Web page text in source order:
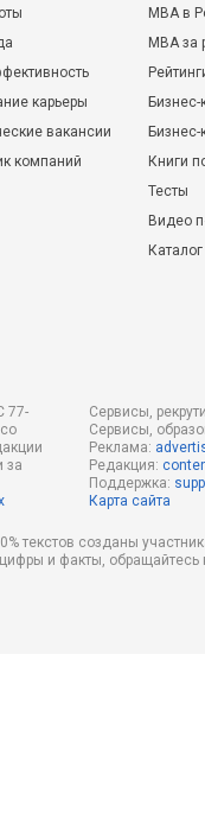
карьеры
вакансии
компаний
MBA в
MBA
Бизнес-
Книги
Тесты
Видео
77-
за
Сервисы,
Сервисы,
Реклама:
Редакция:
Поддержка:
Карта сайта
текстов созданы
цифры и факты,